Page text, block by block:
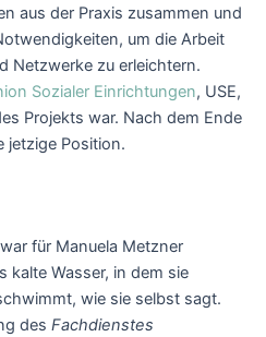
aus der Praxis zusammen und
um die Arbeit
Netzwerke zu erleichtern.
Sozialer Einrichtungen, USE,
Projekts war. Nach dem Ende
jetzige Position.
für Manuela Metzner
kalte Wasser, in dem sie
wie sie selbst sagt.
des Fachdienstes